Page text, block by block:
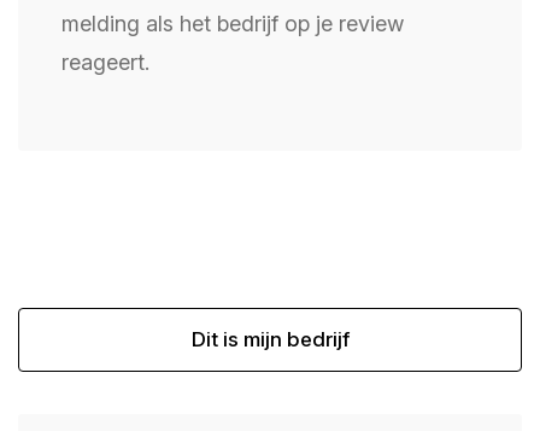
melding als het bedrijf op je review
reageert.
Dit is mijn bedrijf